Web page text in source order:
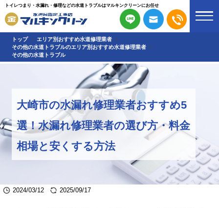
トイレつまり・水漏れ・修理などの水道トラブルはマルキンクリーンにお任せ
トップ
エリア別おすすめ水道修理業者
その他の水道トラブルのエリア別おすすめ水道修理業者
その他の水道トラブル
大崎市の水漏れ修理業者おすすめ5
選！水漏れ修理業者の選び方・料金
相場と安くする方法
2024/03/12 2025/09/17